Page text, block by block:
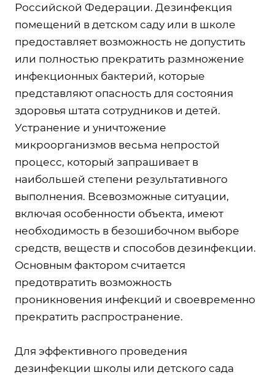
Российской Федерации. Дезинфекция
помещений в детском саду или в школе
предоставляет возможность не допустить
или полностью прекратить размножение
инфекционных бактерий, которые
представляют опасность для состояния
здоровья штата сотрудников и детей.
Устранение и уничтожение
микроорганизмов весьма непростой
процесс, который запрашивает в
наибольшей степени результативного
выполнения. Всевозможные ситуации,
включая особенности объекта, имеют
необходимость в безошибочном выборе
средств, веществ и способов дезинфекции.
Основным фактором считается
предотвратить возможность
проникновения инфекций и своевременно
прекратить распространение.
Для эффективного проведения
дезинфекции школы или детского сада